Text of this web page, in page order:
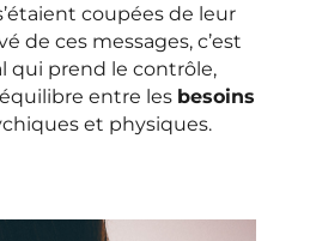
coupées de leur
de ces messages, c’est
qui prend le contrôle,
entre les besoins
et physiques.